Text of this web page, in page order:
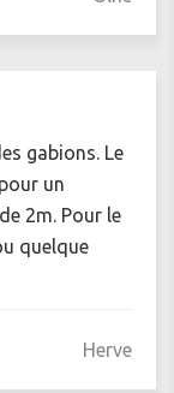
gabions. Le
un
2m. Pour le
quelque
Herve